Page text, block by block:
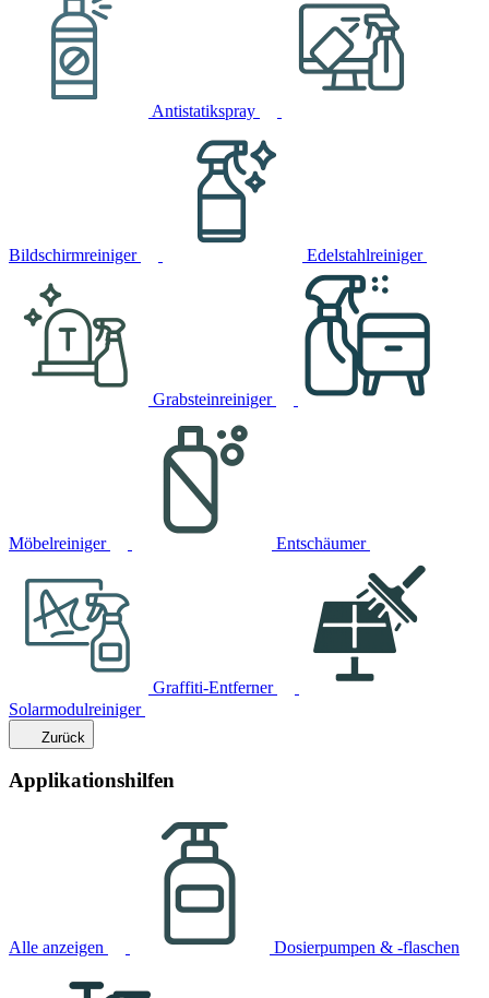
Antistatikspray
Bildschirmreiniger Edelstahlreiniger
Grabsteinreiniger
Möbelreiniger Entschäumer
Graffiti-Entferner
Solarmodulreiniger
Zurück
Applikationshilfen
Alle anzeigen Dosierpumpen & -flaschen